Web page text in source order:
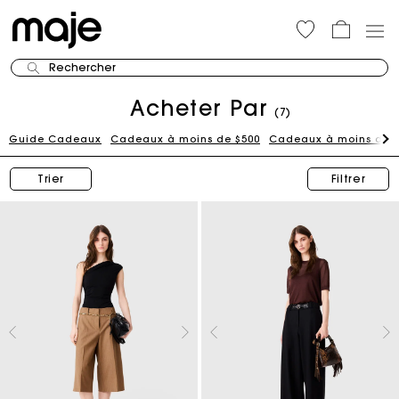
Rechercher
Acheter Par (7)
Guide Cadeaux Cadeaux à moins de $500 Cadeaux à moins de
Trier Filtrer